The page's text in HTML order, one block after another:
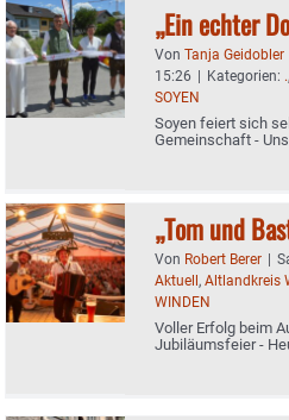
„Ein echter
Von Tanja Geidobler
15:26 | Kategorien: .
SOYEN
Soyen feiert sich
Gemeinschaft -
„Tom und
Von Robert Berer |
Aktuell, Altlandkreis
WINDEN
Voller Erfolg beim
Jubiläumsfeier -